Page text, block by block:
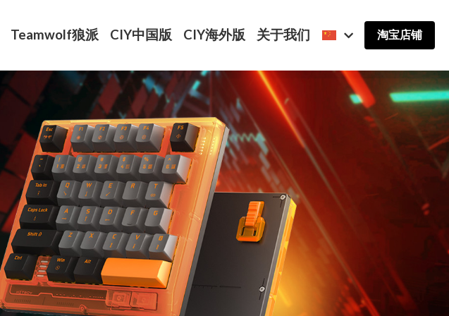
Teamwolf狼派 CIY中国版 CIY海外版 关于我们 淘宝店铺